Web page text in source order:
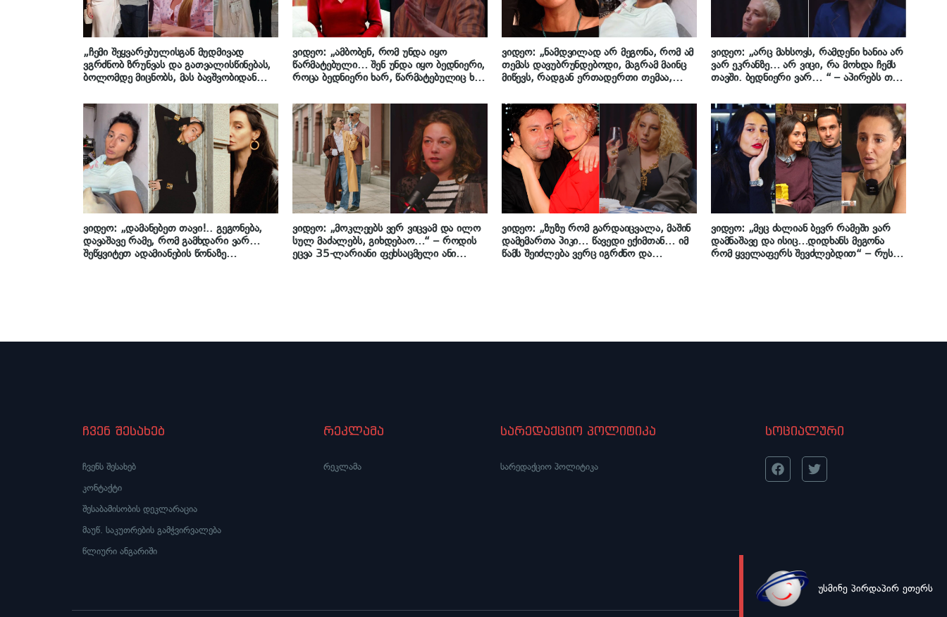
LIVEუსმინე პირდაპირ ეთერს
„ჩემი შეყვარებულისგან მუდმივად
ვგრძნობ ზრუნვას და გათვალისწინებას,
ბოლომდე მიცნობს, მას ბავშვობიდან
პირად ცხოვრებაზე
ვიდეო: „ამბობენ, რომ უნდა იყო
წარმატებული… შენ უნდა იყო ბედნიერი,
როცა ბედნიერი ხარ, წარმატებულიც ხარ
წარმატების შესახებ
ვიდეო: „ნამდვილად არ მეგონა, რომ ამ
თემას დავუბრუნდებოდი, მაგრამ მაინც
მიწევს, რადგან ერთადერთი თემაა,
მიშლის…“ – რუსკა მაყაშვილი
მიმართვას ავრცელებს
ვიდეო: „არც მახსოვს, რამდენი ხანია არ
ვარ ეკრანზე… არ ვიცი, რა მოხდა ჩემს
თავში. ბედნიერი ვარ… “ – აპირებს თუ
დაბრუნებას
ვიდეო: „დამანებეთ თავი!.. გეგონება,
დავაშავე რამე, რომ გამხდარი ვარ…
შეწყვიტეთ ადამიანების წონაზე
ვიდეო: „მოკლეებს ვერ ვიცვამ და ილო
სულ მაძალებს, გიხდებაო…“ – როდის
ეცვა 35-ლარიანი ფეხსაცმელი ანი
ვიდეო: „ზუზუ რომ გარდაიცვალა, მაშინ
დამემართა პიკი… წავედი ექიმთან… იმ
წამს შეიძლება ვერც იგრძნო და
ვიდეო: „მეც ძალიან ბევრ რამეში ვარ
დამნაშავე და ისიც…დიდხანს მეგონა
რომ ყველაფერს შევძლებდით“ – რუსკა
ჩვენ შესახებ
ჩვენს შესახებ
კონტაქტი
შესაბამისობის დეკლარაცია
მაუწ. საკუთრების გამჭვირვალება
წლიური ანგარიში
რეკლამა
რეკლამა
სარედაქციო პოლიტიკა
სარედაქციო პოლიტიკა
სოციალური